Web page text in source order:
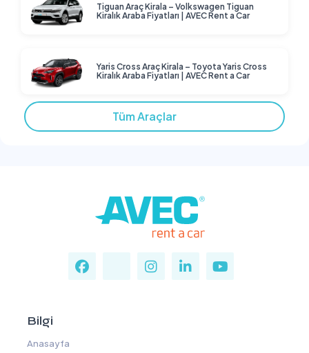
Tiguan Araç Kirala – Volkswagen Tiguan
Kiralık Araba Fiyatları | AVEC Rent a Car
Yaris Cross Araç Kirala – Toyota Yaris Cross
Kiralık Araba Fiyatları | AVEC Rent a Car
Tüm Araçlar
Bilgi
Anasayfa